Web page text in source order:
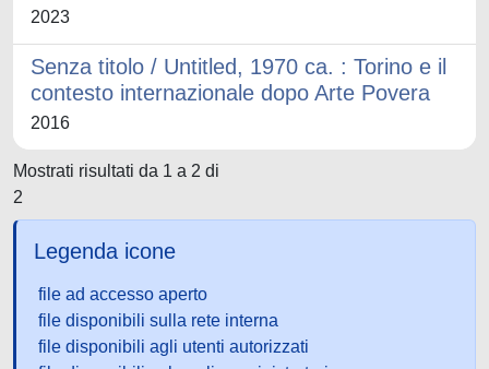
2023
Senza titolo / Untitled, 1970 ca. : Torino e il
contesto internazionale dopo Arte Povera
2016
Mostrati risultati da 1 a 2 di
2
Legenda icone
file ad accesso aperto
file disponibili sulla rete interna
file disponibili agli utenti autorizzati